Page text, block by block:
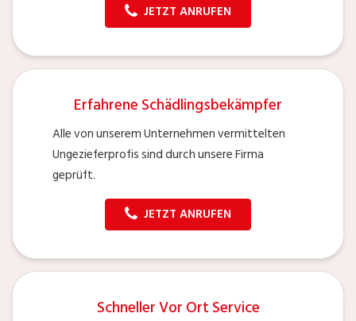
JETZT ANRUFEN
Erfahrene Schädlingsbekämpfer
Alle von unserem Unternehmen vermittelten
Ungezieferprofis sind durch unsere Firma
geprüft.
JETZT ANRUFEN
Schneller Vor Ort Service